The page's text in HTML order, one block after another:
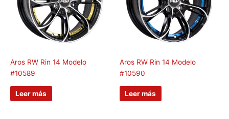
Aros RW Rin 14 Modelo
#10589
Leer más
Aros RW Rin 14 Modelo
#10590
Leer más